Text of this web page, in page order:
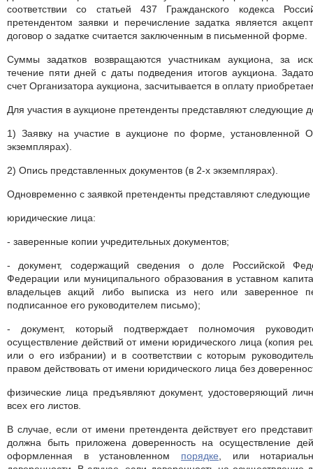
соответствии со статьей 437 Гражданского кодекса
претендентом заявки и перечисление задатка является
договор о задатке считается заключенным в письменной форме.
Суммы задатков возвращаются участникам аукциона, за
течение пяти дней с даты подведения итогов аукциона.
счет Организатора аукциона, засчитывается в оплату
Для участия в аукционе претенденты представляют следующие
1) Заявку на участие в аукционе по форме, установленной
экземплярах).
2) Опись представленных документов (в 2-х экземплярах).
Одновременно с заявкой претенденты представляют следующие
юридические лица:
- заверенные копии учредительных документов;
- документ, содержащий сведения о доле Российской
Федерации или муниципального образования в уставном
владельцев акций либо выписка из него или заверенное
подписанное его руководителем письмо);
- документ, который подтверждает полномочия
осуществление действий от имени юридического лица (копия
или о его избрании) и в соответствии с которым
правом действовать от имени юридического лица без
физические лица предъявляют документ, удостоверяющий
всех его листов.
В случае, если от имени претендента действует его
должна быть приложена доверенность на осуществление
оформленная в установленном порядке , или